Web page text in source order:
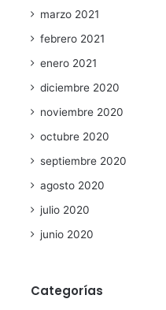
marzo 2021
febrero 2021
enero 2021
diciembre 2020
noviembre 2020
octubre 2020
septiembre 2020
agosto 2020
julio 2020
junio 2020
Categorías